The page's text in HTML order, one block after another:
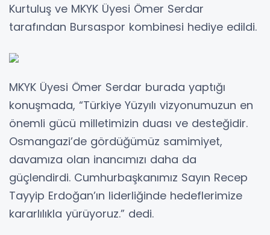
Kurtuluş ve MKYK Üyesi Ömer Serdar
tarafından Bursaspor kombinesi hediye edildi.
MKYK Üyesi Ömer Serdar burada yaptığı
konuşmada, “Türkiye Yüzyılı vizyonumuzun en
önemli gücü milletimizin duası ve desteğidir.
Osmangazi’de gördüğümüz samimiyet,
davamıza olan inancımızı daha da
güçlendirdi. Cumhurbaşkanımız Sayın Recep
Tayyip Erdoğan’ın liderliğinde hedeflerimize
kararlılıkla yürüyoruz.” dedi.